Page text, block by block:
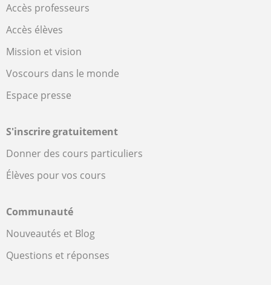
Accès professeurs
Accès élèves
Mission et vision
Voscours dans le monde
Espace presse
S'inscrire gratuitement
Donner des cours particuliers
Élèves pour vos cours
Communauté
Nouveautés et Blog
Questions et réponses